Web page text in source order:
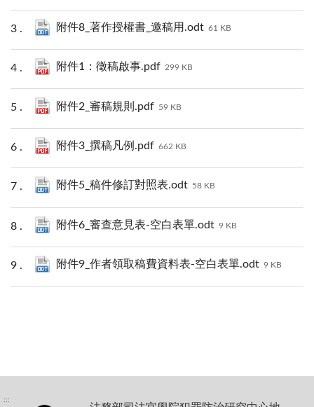
附件8_著作授權書_邀稿用.odt 61 KB
附件1：徵稿啟事.pdf 299 KB
附件2_審稿規則.pdf 59 KB
附件3_撰稿凡例.pdf 662 KB
附件5_稿件修訂對照表.odt 58 KB
附件6_審查意見表-空白表單.odt 9 KB
附件9_作者領取稿費資料表-空白表單.odt 9 KB
:::